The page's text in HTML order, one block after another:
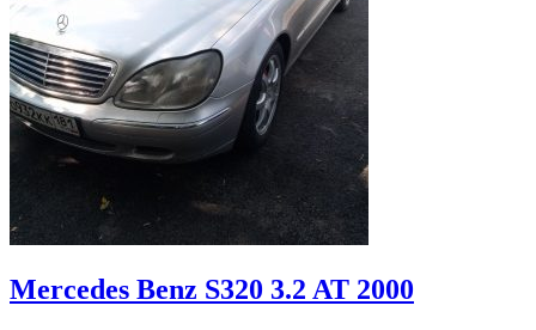
Mercedes Benz S320 3.2 AT 2000